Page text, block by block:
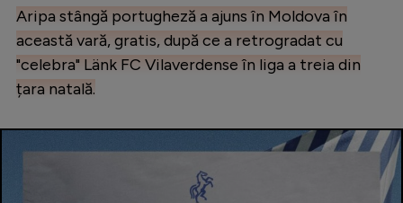
Aripa stângă portugheză a ajuns în Moldova în
această vară, gratis, după ce a retrogradat cu
"celebra" Länk FC Vilaverdense în liga a treia din
țara natală.